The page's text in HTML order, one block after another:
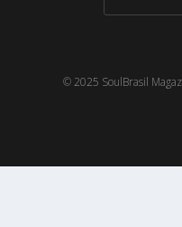
© 2025 SoulBrasil